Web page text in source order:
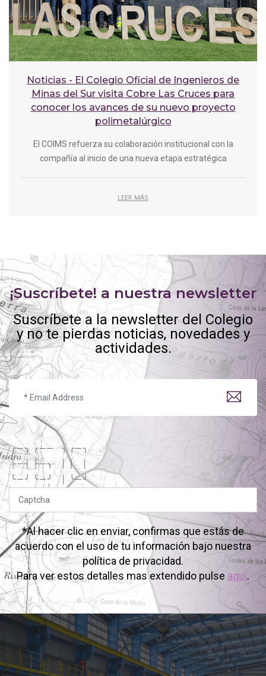
Noticias - El Colegio Oficial de Ingenieros de
Minas del Sur visita Cobre Las Cruces para
conocer los avances de su nuevo proyecto
polimetalúrgico
El COIMS refuerza su colaboración institucional con la
compañía al inicio de una nueva etapa estratégica
LEER MÁS
¡Suscríbete! a nuestra newsletter
Suscríbete a la newsletter del Colegio
y no te pierdas noticias, novedades y
actividades.
╭─╮
├─┤
╰─╯
╭──
├─╮
╰─╯
╮
│
╭─╮
│
╰─╯
*Al hacer clic en enviar, confirmas que estás de
acuerdo con el uso de tu información bajo nuestra
política de privacidad.
Para ver estos detalles mas extendido pulse aqui.